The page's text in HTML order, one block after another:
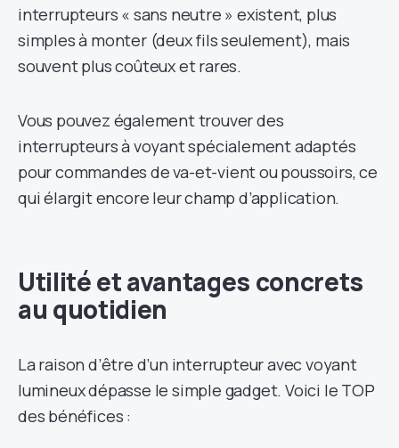
interrupteurs « sans neutre » existent, plus
simples à monter (deux fils seulement), mais
souvent plus coûteux et rares.
Vous pouvez également trouver des
interrupteurs à voyant spécialement adaptés
pour commandes de va-et-vient ou poussoirs, ce
qui élargit encore leur champ d’application.
Utilité et avantages concrets
au quotidien
La raison d’être d’un interrupteur avec voyant
lumineux dépasse le simple gadget. Voici le TOP
des bénéfices :